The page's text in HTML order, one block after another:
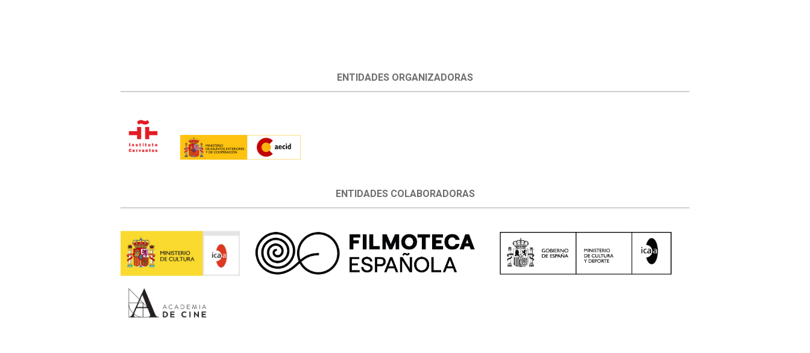
ENTIDADES ORGANIZADORAS
ENTIDADES COLABORADORAS